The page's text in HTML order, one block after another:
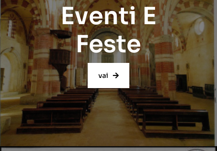
Eventi E
Feste
vai